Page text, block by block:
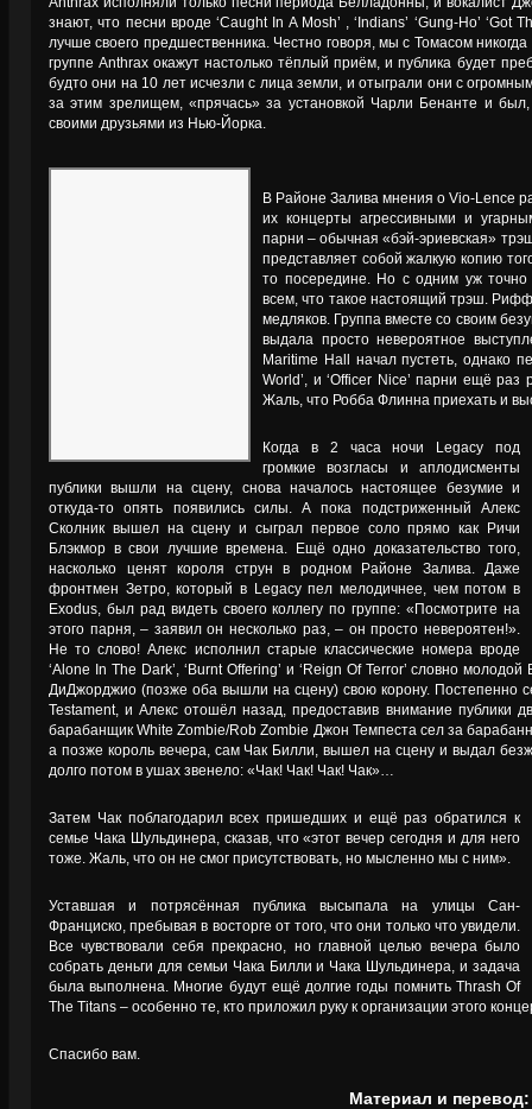
знают, что песни вроде ‘Caught In A Mosh’ , ‘Indians’ ‘Gung-Ho’ ‘Got
лучше своего предшественника. Честно говоря, мы с Томасом
группе Anthrax окажут настолько тёплый приём, и публика будет
будто они на 10 лет исчезли с лица земли, и отыграли они с
за этим зрелищем, «прячась» за установкой Чарли Бенанте и был,
своими друзьями из Нью-Йорка.
В Районе Залива мнения о Vio-Lence
их концерты агрессивными и
парни – обычная «бэй-эриевская»
представляет собой жалкую копию
то посередине. Но с одним уж
всем, что такое настоящий трэш.
медляков. Группа вместе со своим
выдала просто невероятное
Maritime Hall начал пустеть, однако
World’, и ‘Officer Nice’ парни ещё
Жаль, что Робба Флинна приехать и
Когда в 2 часа ночи Legacy под
громкие возгласы и аплодисменты
публики вышли на сцену, снова началось настоящее безумие и
откуда-то опять появились силы. А пока подстриженный Алекс
Сколник вышел на сцену и сыграл первое соло прямо как Ричи
Блэкмор в свои лучшие времена. Ещё одно доказательство того,
насколько ценят короля струн в родном Районе Залива. Даже
фронтмен Зетро, который в Legacy пел мелодичнее, чем потом в
Exodus, был рад видеть своего коллегу по группе: «Посмотрите на
этого парня, – заявил он несколько раз, – он просто невероятен!».
Не то слово! Алекс исполнил старые классические номера вроде
‘Alone In The Dark’, ‘Burnt Offering’ и ‘Reign Of Terror’ словно
ДиДжорджио (позже оба вышли на сцену) свою корону. Постепенно
Testament, и Алекс отошёл назад, предоставив внимание публики
барабанщик White Zombie/Rob Zombie Джон Темпеста сел за
а позже король вечера, сам Чак Билли, вышел на сцену и выдал
долго потом в ушах звенело: «Чак! Чак! Чак! Чак»…
Затем Чак поблагодарил всех пришедших и ещё раз обратился к
семье Чака Шульдинера, сказав, что «этот вечер сегодня и для него
тоже. Жаль, что он не смог присутствовать, но мысленно мы с ним».
Уставшая и потрясённая публика высыпала на улицы Сан-
Франциско, пребывая в восторге от того, что они только что увидели.
Все чувствовали себя прекрасно, но главной целью вечера было
собрать деньги для семьи Чака Билли и Чака Шульдинера, и задача
была выполнена. Многие будут ещё долгие годы помнить Thrash Of
The Titans – особенно те, кто приложил руку к организации этого
Спасибо вам.
Материал и перевод: